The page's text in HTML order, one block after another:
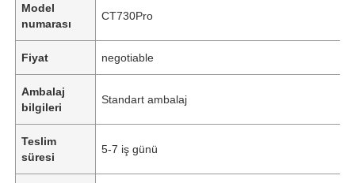
Model
numarası
CT730Pro
Fiyat negotiable
Ambalaj
bilgileri
Standart ambalaj
Teslim
süresi
5-7 iş günü